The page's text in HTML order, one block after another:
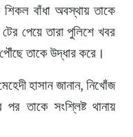
শিকল বাঁধা অবস্থায় তাকে
পেয়ে তারা পুলিশে খবর
তাকে উদ্ধার করে।
হাসান জানান, নিখোঁজ
তাকে সংশ্লিষ্ট থানায়